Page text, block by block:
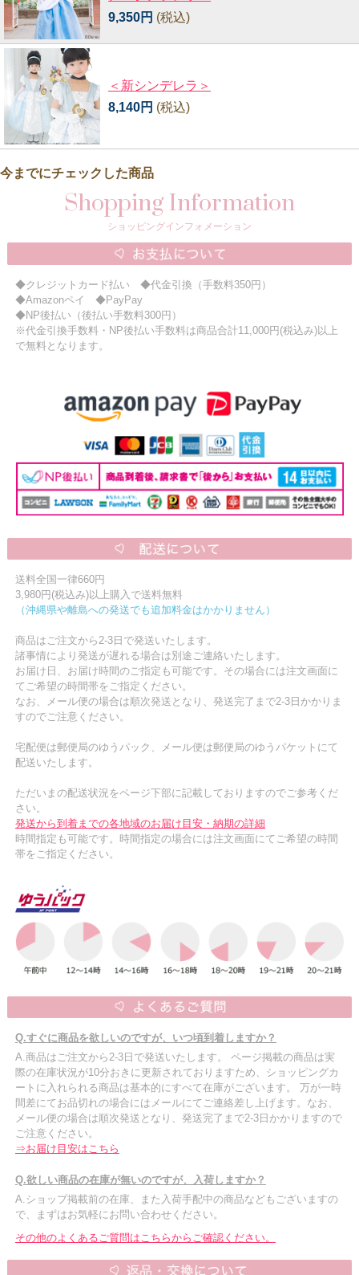
9,350円 (税込)
＜新シンデレラ＞
8,140円 (税込)
今までにチェックした商品
Shopping Information
ショッピングインフォメーション
◆クレジットカード払い ◆代金引換（手数料350円）
◆Amazonペイ ◆PayPay
◆NP後払い（後払い手数料300円）
※代金引換手数料・NP後払い手数料は商品合計11,000円(税込み)以上
で無料となります。
送料全国一律660円
3,980円(税込み)以上購入で送料無料
（沖縄県や離島への発送でも追加料金はかかりません）
商品はご注文から2-3日で発送いたします。
諸事情により発送が遅れる場合は別途ご連絡いたします。
お届け日、お届け時間のご指定も可能です。その場合には注文画面に
てご希望の時間帯をご指定ください。
なお、メール便の場合は順次発送となり、発送完了まで2-3日かかりま
すのでご注意ください。
宅配便は郵便局のゆうパック、メール便は郵便局のゆうパケットにて
配送いたします。
ただいまの配送状況をページ下部に記載しておりますのでご参考くだ
さい。
発送から到着までの各地域のお届け目安・納期の詳細
時間指定も可能です。時間指定の場合には注文画面にてご希望の時間
帯をご指定ください。
Q.すぐに商品を欲しいのですが、いつ頃到着しますか？
A.商品はご注文から2-3日で発送いたします。 ページ掲載の商品は実
際の在庫状況が10分おきに更新されておりますため、ショッピングカ
ートに入れられる商品は基本的にすべて在庫がございます。 万が一時
間差にてお品切れの場合にはメールにてご連絡差し上げます。なお、
メール便の場合は順次発送となり、発送完了まで2-3日かかりますので
ご注意ください。
⇒お届け目安はこちら
Q.欲しい商品の在庫が無いのですが、入荷しますか？
A.ショップ掲載前の在庫、また入荷手配中の商品などもございますの
で、まずはお気軽にお問い合わせください。
その他のよくあるご質問はこちらからご確認ください。